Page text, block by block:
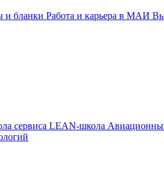
и бланки Работа и карьера в МАИ
сервиса LEAN-школа